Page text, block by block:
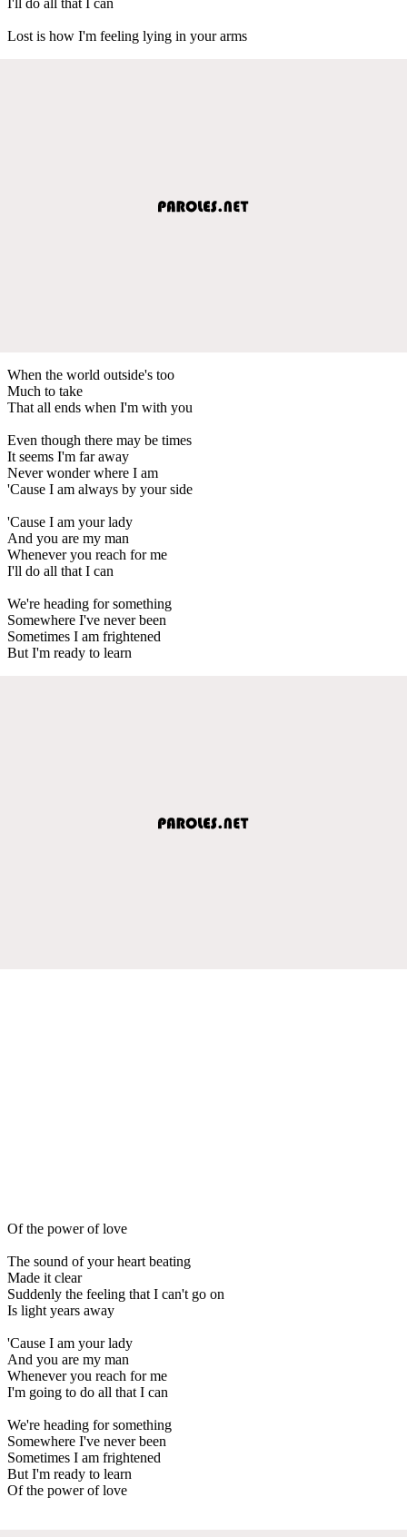
Lost is how I'm feeling lying in your arms
When the world outside's too
Much to take
That all ends when I'm with you
Even though there may be times
It seems I'm far away
Never wonder where I am
'Cause I am always by your side
'Cause I am your lady
And you are my man
Whenever you reach for me
I'll do all that I can
We're heading for something
Somewhere I've never been
Sometimes I am frightened
But I'm ready to learn
Of the power of love
The sound of your heart beating
Made it clear
Suddenly the feeling that I can't go on
Is light years away
'Cause I am your lady
And you are my man
Whenever you reach for me
I'm going to do all that I can
We're heading for something
Somewhere I've never been
Sometimes I am frightened
But I'm ready to learn
Of the power of love